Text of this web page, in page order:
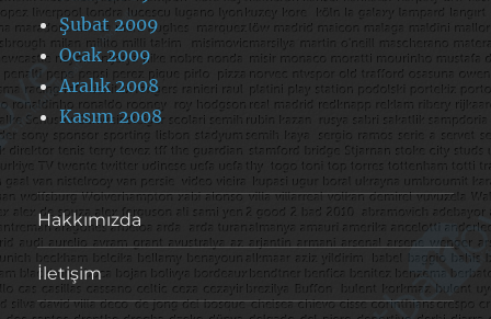
Şubat 2009
Ocak 2009
Aralık 2008
Kasım 2008
Hakkımızda
İletişim